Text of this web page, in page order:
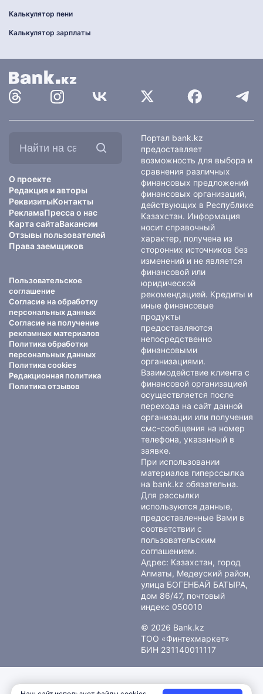
Калькулятор пени
Калькулятор зарплаты
О проекте
Редакция и авторы
РеквизитыКонтакты
РекламаПресса о нас
Карта сайтаВакансии
Отзывы пользователей
Права заемщиков
Пользовательское
соглашение
Согласие на обработку
персональных данных
Согласие на получение
рекламных материалов
Политика обработки
персональных данных
Политика cookies
Редакционная политика
Политика отзывов
Портал bank.kz
предоставляет
возможность для выбора и
сравнения различных
финансовых предложений
финансовых организаций,
действующих в Республике
Казахстан. Информация
носит справочный
характер, получена из
сторонних источников без
изменений и не является
финансовой или
юридической
рекомендацией. Кредиты и
иные финансовые
продукты
предоставляются
непосредственно
финансовыми
организациями.
Взаимодействие клиента с
финансовой организацией
осуществляется после
перехода на сайт данной
организации или получения
смс-сообщения на номер
телефона, указанный в
заявке.
При использовании
материалов гиперссылка
на bank.kz обязательна.
Для рассылки
используются данные,
предоставленные Вами в
соответствии с
пользовательским
соглашением.
Адрес: Казахстан, город
Алматы, Медеуский район,
улица БОГЕНБАЙ БАТЫРА,
дом 86/47, почтовый
индекс 050010
© 2026 Bank.kz
ТОО «Финтехмаркет»
БИН 231140011117